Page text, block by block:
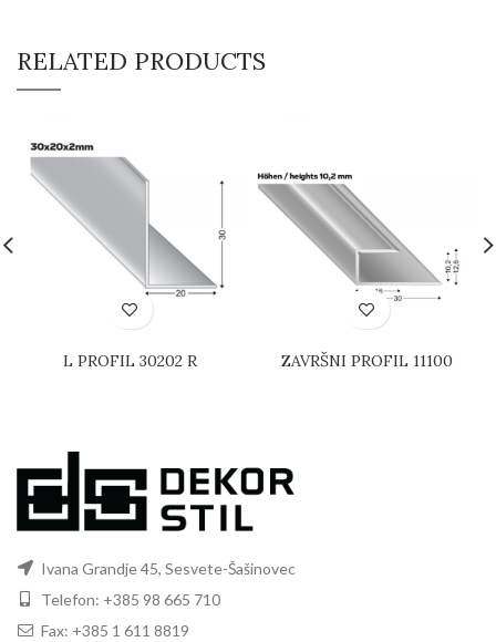
RELATED PRODUCTS
L PROFIL 30202 R ZAVRŠNI PROFIL 11100
Ivana Grandje 45, Sesvete-Šašinovec
Telefon: +385 98 665 710
Fax: +385 1 611 8819